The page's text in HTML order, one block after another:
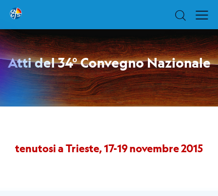
Atti del 34° Convegno Nazionale
tenutosi a Trieste, 17-19 novembre 2015